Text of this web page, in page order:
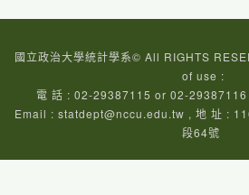
國立政治大學統計學系© All RIGHTS
of use :
電 話 : 02-29387115 or 02-
Email : statdept@nccu.edu.tw , 地 址 :
段64號